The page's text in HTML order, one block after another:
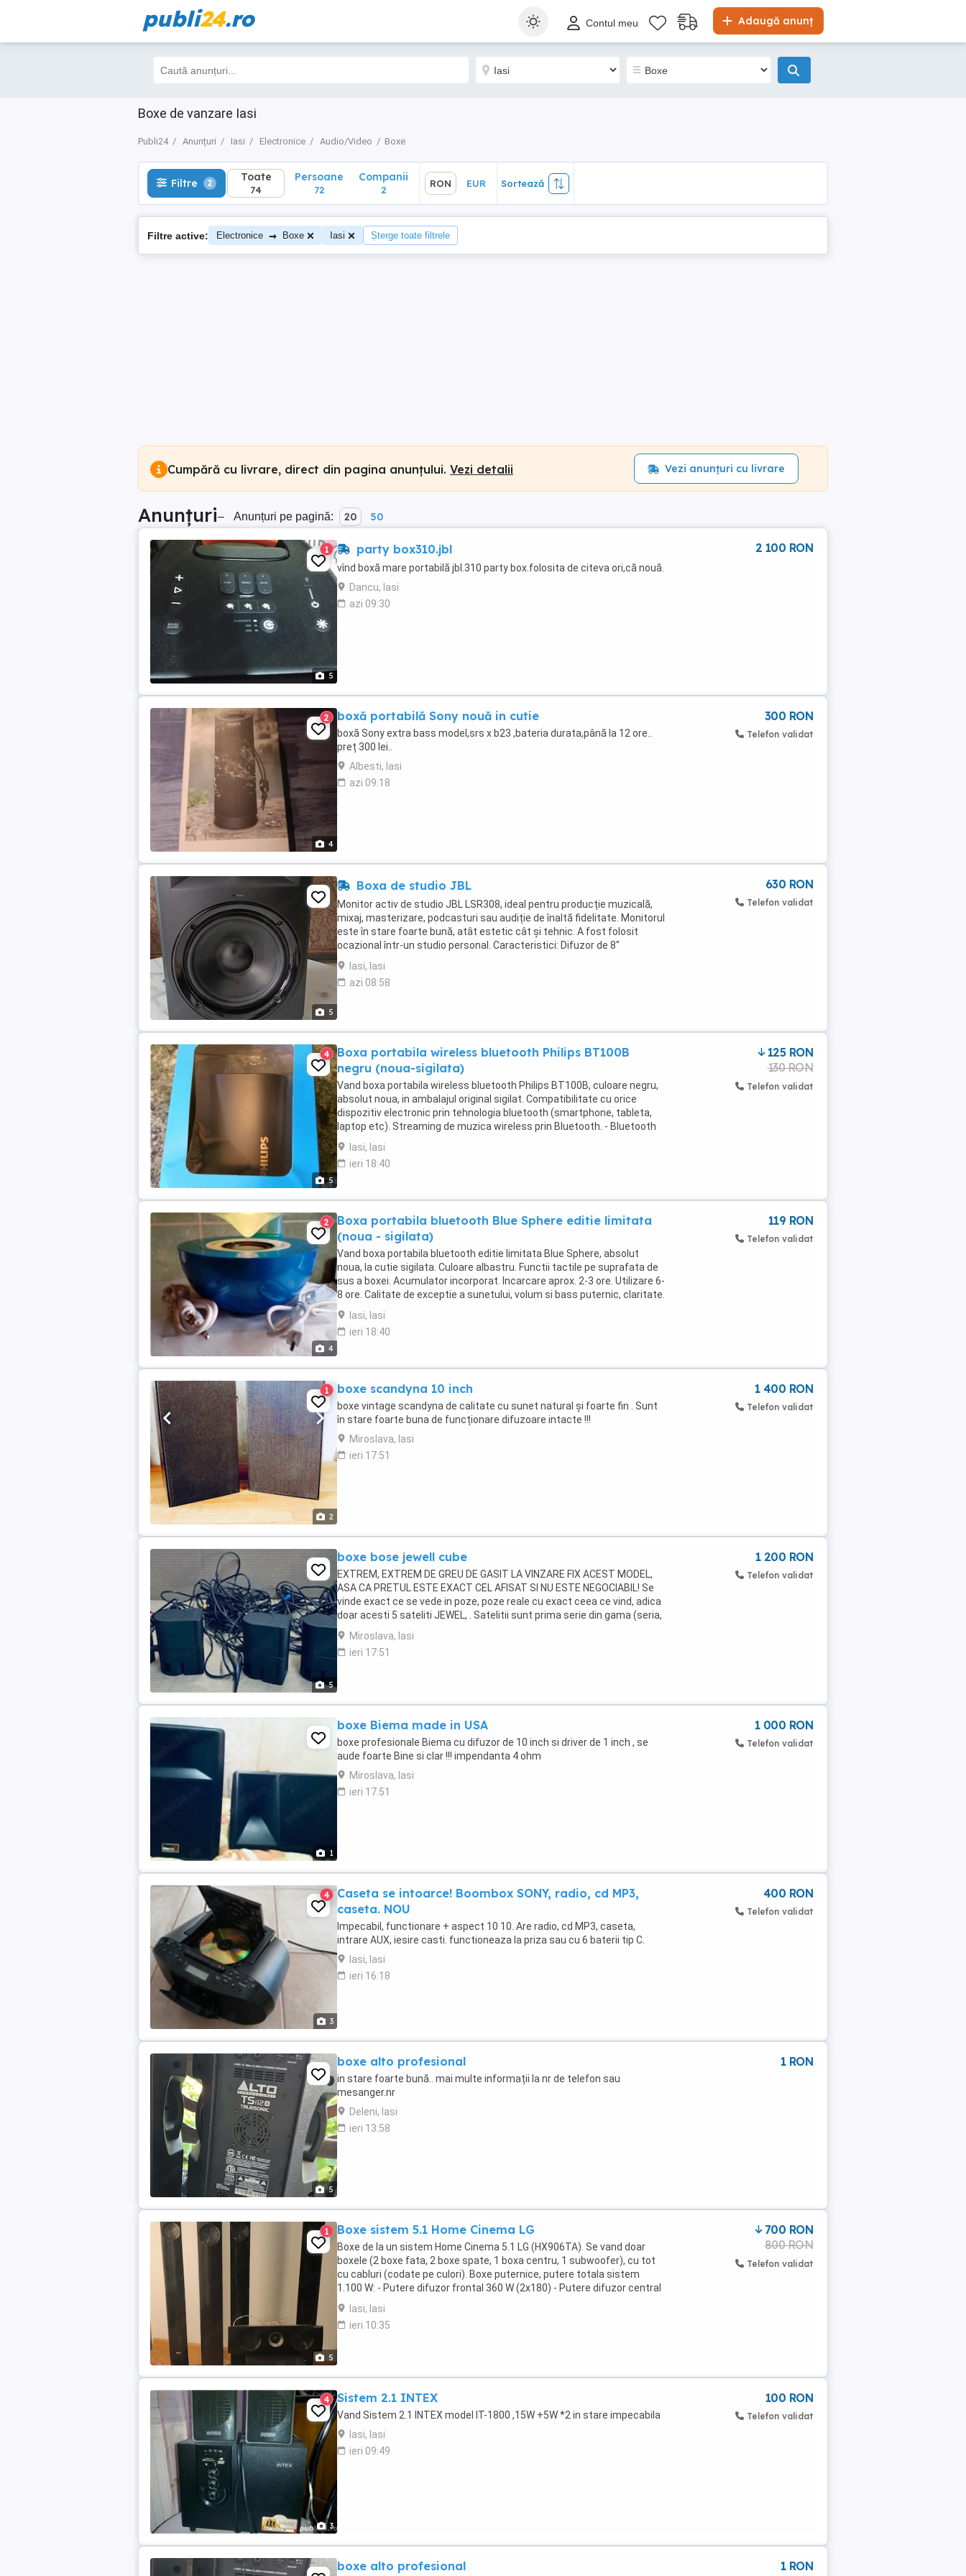
publi24.ro Adaugă anunț
Contul meu
Boxe de vanzare Iasi
Publi24 Anunțuri Iasi Electronice Audio/Video Boxe
Filtre 2 Toate
74
Sortează
Filtre 2 Toate
74
Persoane
72
Companii
2
RON EUR Sortează
Filtre active: Electronice → Boxe Iasi Șterge toate filtrele
Cumpără cu livrare, direct din pagina anunțului. Vezi detalii Vezi anunțuri cu livrare
Anunțuri– Anunțuri pe pagină: 20 50
5
1 party box310.jbl
vînd boxă mare portabilă jbl.310 party box.folosita de citeva ori,că nouă.
Dancu, Iasi
azi 09:30
2 100 RON
4
2 boxă portabilă Sony nouă in cutie
boxă Sony extra bass model,srs x b23 ,bateria durata,până la 12 ore..
preț 300 lei..
Albesti, Iasi
azi 09:18
300 RON
Telefon validat
5
Boxa de studio JBL
Monitor activ de studio JBL LSR308, ideal pentru producție muzicală,
mixaj, masterizare, podcasturi sau audiție de înaltă fidelitate. Monitorul
este în stare foarte bună, atât estetic cât și tehnic. A fost folosit
ocazional într-un studio personal. Caracteristici: Difuzor de 8"
Amplificare activă ...
Iasi, Iasi
azi 08:58
630 RON
Telefon validat
5
4
Boxa portabila wireless bluetooth Philips BT100B
negru (noua-sigilata)
Vand boxa portabila wireless bluetooth Philips BT100B, culoare negru,
absolut noua, in ambalajul original sigilat. Compatibilitate cu orice
dispozitiv electronic prin tehnologia bluetooth (smartphone, tableta,
laptop etc). Streaming de muzica wireless prin Bluetooth. - Bluetooth
este o tehnologie ...
Iasi, Iasi
ieri 18:40
125 RON
130 RON
Telefon validat
4
2
Boxa portabila bluetooth Blue Sphere editie limitata
(noua - sigilata)
Vand boxa portabila bluetooth editie limitata Blue Sphere, absolut
noua, la cutie sigilata. Culoare albastru. Functii tactile pe suprafata de
sus a boxei. Acumulator incorporat. Incarcare aprox. 2-3 ore. Utilizare 6-
8 ore. Calitate de exceptie a sunetului, volum si bass puternic, claritate.
...
Iasi, Iasi
ieri 18:40
119 RON
Telefon validat
2
1 boxe scandyna 10 inch
boxe vintage scandyna de calitate cu sunet natural și foarte fin . Sunt
în stare foarte buna de funcționare difuzoare intacte !!!
Miroslava, Iasi
ieri 17:51
1 400 RON
Telefon validat
5
boxe bose jewell cube
EXTREM, EXTREM DE GREU DE GASIT LA VINZARE FIX ACEST MODEL,
ASA CA PRETUL ESTE EXACT CEL AFISAT SI NU ESTE NEGOCIABIL! Se
vinde exact ce se vede in poze, poze reale cu exact ceea ce vind, adica
doar acesti 5 sateliti JEWEL, . Satelitii sunt prima serie din gama (seria,
modelul) JEWEL de la remarcabila ...
Miroslava, Iasi
ieri 17:51
1 200 RON
Telefon validat
1
boxe Biema made in USA
boxe profesionale Biema cu difuzor de 10 inch si driver de 1 inch , se
aude foarte Bine si clar !!! impendanta 4 ohm
Miroslava, Iasi
ieri 17:51
1 000 RON
Telefon validat
3
4
Caseta se intoarce! Boombox SONY, radio, cd MP3,
caseta. NOU
Impecabil, functionare + aspect 10 10. Are radio, cd MP3, caseta,
intrare AUX, iesire casti. functioneaza la priza sau cu 6 baterii tip C.
Iasi, Iasi
ieri 16:18
400 RON
Telefon validat
5
boxe alto profesional
in stare foarte bună.. mai multe informații la nr de telefon sau
mesanger.nr
Deleni, Iasi
ieri 13:58
1 RON
5
1 Boxe sistem 5.1 Home Cinema LG
Boxe de la un sistem Home Cinema 5.1 LG (HX906TA). Se vand doar
boxele (2 boxe fata, 2 boxe spate, 1 boxa centru, 1 subwoofer), cu tot
cu cabluri (codate pe culori). Boxe puternice, putere totala sistem
1.100 W: - Putere difuzor frontal 360 W (2x180) - Putere difuzor central
180 W - Putere difuzor satelit ...
Iasi, Iasi
ieri 10:35
700 RON
800 RON
Telefon validat
3
4 Sistem 2.1 INTEX
Vand Sistem 2.1 INTEX model IT-1800 ,15W +5W *2 in stare impecabila
Iasi, Iasi
ieri 09:49
100 RON
Telefon validat
boxe alto profesional 1 RON